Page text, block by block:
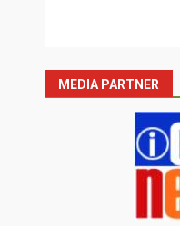
MEDIA PARTNER